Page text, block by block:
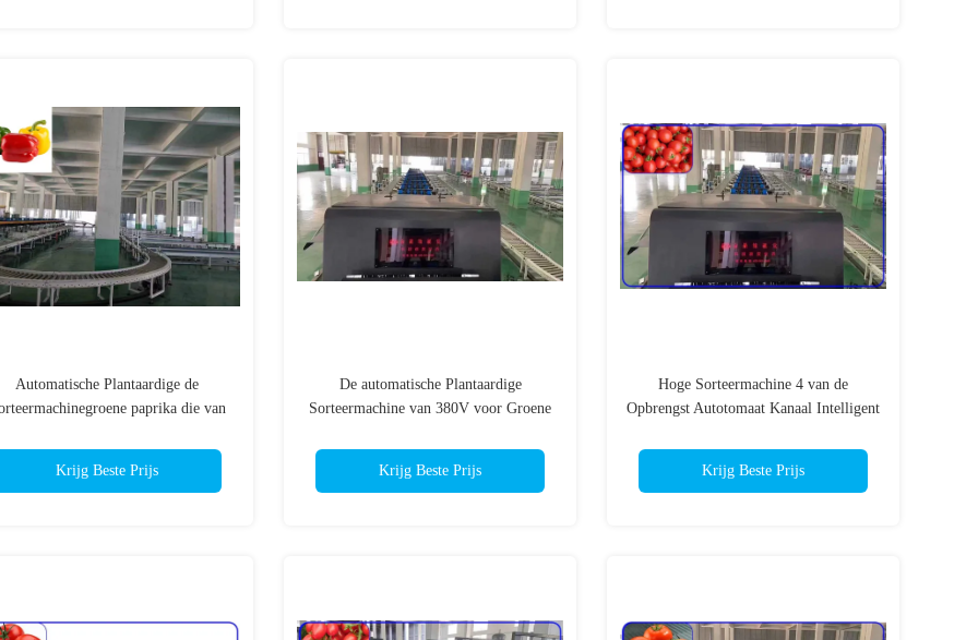
Automatische Plantaardige de
paprika die van
Krijg Beste Prijs
De automatische Plantaardige
Sorteermachine van 380V voor Groene
Krijg Beste Prijs
Hoge Sorteermachine 4 van de
Opbrengst Autotomaat Kanaal Intelligent
Krijg Beste Prijs